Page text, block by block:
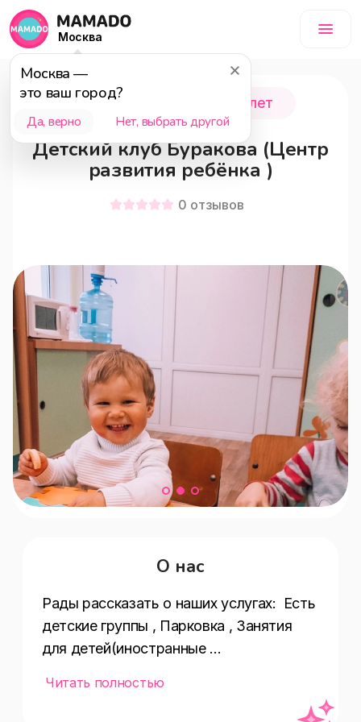
Москва
Москва —
это ваш город?
Да, верно Нет, выбрать другой
Зеленоград 0 - 6 лет
Детский клуб Буракова (Центр
развития ребёнка )
0 отзывов
О нас
Рады рассказать о наших услугах:  Есть
детские группы , Парковка , Занятия
для детей(иностранные
оплаты(предоплата,наличными,оплата
Читать полностью